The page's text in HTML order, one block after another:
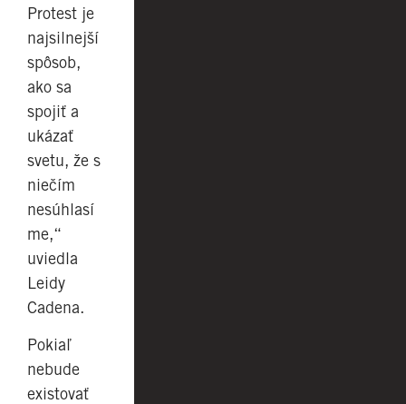
Protest je
najsilnejší
spôsob,
ako sa
spojiť a
ukázať
svetu, že s
niečím
nesúhlasí
me,“
uviedla
Leidy
Cadena.
Pokiaľ
nebude
existovať